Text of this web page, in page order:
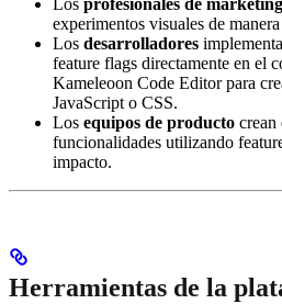
Los profesionales de marketing
experimentos visuales de
Los desarrolladores
feature flags directamente en el
Kameleoon Code Editor para
JavaScript o CSS.
Los equipos de producto crean
funcionalidades utilizando
impacto.
Herramientas de la